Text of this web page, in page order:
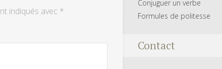
indiqués avec *
Conjuguer un verbe
Formules de politesse
Contact